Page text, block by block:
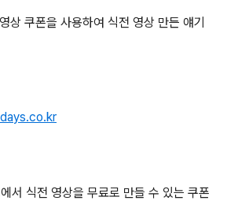
상 쿠폰을 사용하여 식전 영상 만든 얘기
서 식전 영상을 무료로 만들 수 있는 쿠폰